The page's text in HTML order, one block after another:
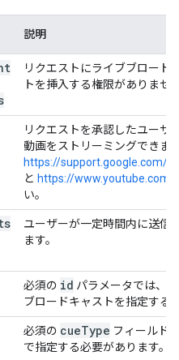
説明
リクエストにライブブロード
トを挿入する権限がありませ
リクエストを承認したユーザ
動画をストリーミングできま
https://support.google.com/
と https://
い。
ユーザーが一定時間内に送信
ます。
必須の id パラメータでは、
ブロードキャストを指定する
必須の cueType フィールド
で指定する必要があります。